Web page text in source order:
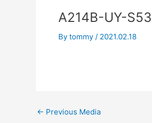
A214B-UY-
By tommy / 2021.02.18
← Previous Media